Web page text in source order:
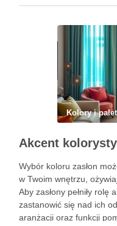
oraz wybierać
Kolory i
Wybór koloru zasłon
w Twoim wnętrzu,
Aby zasłony pełniły
zastanowić się nad ich
aranżacji oraz funkcji